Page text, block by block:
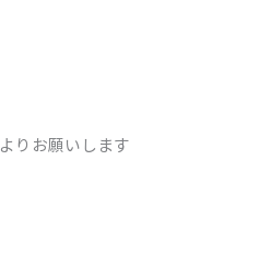
よりお願いします